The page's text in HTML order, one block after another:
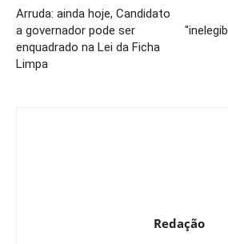
Arruda: ainda hoje, Candidato
a governador pode ser
enquadrado na Lei da Ficha
Limpa
Redação